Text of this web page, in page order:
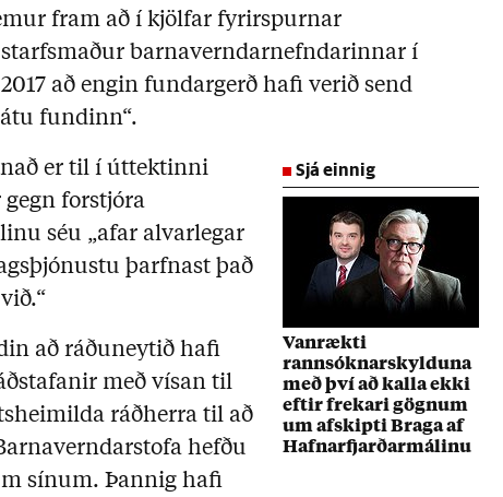
fram að í kjölfar fyrirspurnar
barnaverndarnefndarinnar í
að engin fundargerð hafi verið send
fundinn“.
Sjá einnig
Vanrækti
rannsóknarskylduna
með því að kalla ekki
eftir frekari gögnum
um afskipti Braga af
Hafnarfjarðarmálinu
er til í úttektinni
forstjóra
séu „afar alvarlegar
þarfnast það
að ráðuneytið hafi
með vísan til
ráðherra til að
hefðu
sínum. Þannig hafi